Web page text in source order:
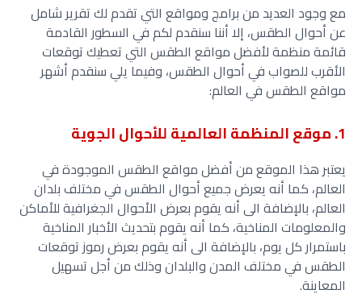
مع وجود العديد من برامج ومواقع التي تقدم لك تقرير شامل
عن أحوال الطقس، إلا أننا سنقدم لكم في السطور القادمة
قائمة منظمة لأفضل مواقع الطقس التي تعطيك توقعات
الأقرب للصواب في أحوال الطقس، وفيما يلي سنقدم أشهر
مواقع الطقس في العالم:
1. موقع المنظمة العالمية للأحوال الجوية
يعتبر هذا الموقع من أفضل مواقع الطقس الموجودة في
العالم، كما أنه يعرض جميع أحوال الطقس في مختلف بلدان
العالم، بالإضافة الى أنه يقوم بعرض الأحوال الجغرافية للأماكن
والمعلومات المناخية، كما أنه يقوم بتحديث الأخبار المناخية
باستمرار كل يوم، بالإضافة الى أنه يقوم بعرض رموز توقعات
الطقس في مختلف المدن والبلدان وذلك من أجل تسهيل
المعاينة.